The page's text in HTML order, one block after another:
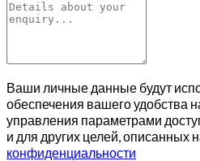
Ваши личные данные будут
обеспечения вашего удобства
управления параметрами
и для других целей, описанных
конфиденциальности